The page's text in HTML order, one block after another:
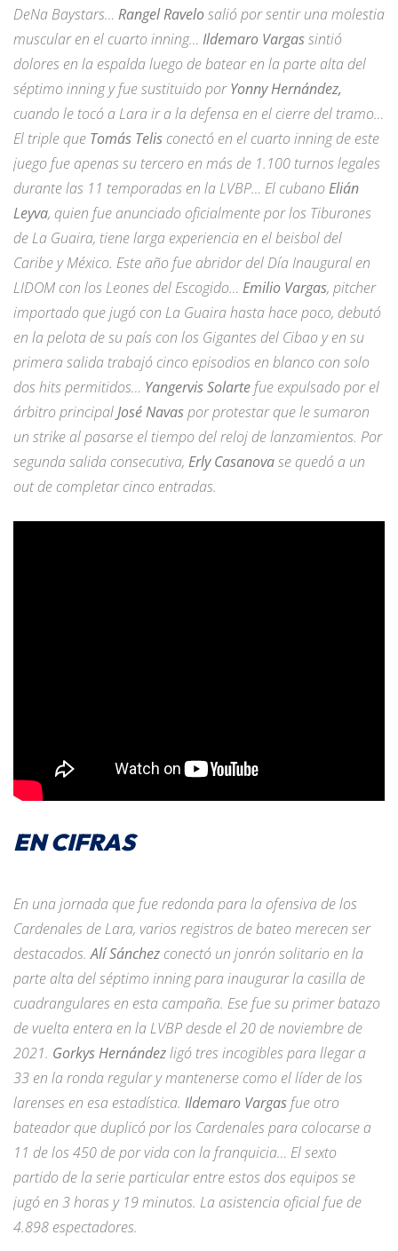
DeNa Baystars… Rangel Ravelosalió por sentir una molestia
muscular en el cuarto inning… Ildemaro Vargassintió
dolores en la espalda luego de batear en la parte alta del
séptimo inning y fue sustituido porYonny Hernández,
cuando le tocó a Lara ir a la defensa en el cierre del tramo…
El triple que Tomás Telis conectó en el cuarto inning de este
juego fue apenas su tercero en más de 1.100 turnos legales
durante las 11 temporadas en la LVBP… El cubanoElián
Leyva, quien fue anunciado oficialmente por los Tiburones
de La Guaira, tiene larga experiencia en el beisbol del
Caribe y México. Este año fue abridor del Día Inaugural en
LIDOM con los Leones del Escogido… Emilio Vargas, pitcher
importado que jugó con La Guaira hasta hace poco, debutó
en la pelota de su país con los Gigantes del Cibao y en su
primera salida trabajó cinco episodios en blanco con solo
dos hits permitidos… Yangervis Solartefue expulsado por el
árbitro principalJosé Navaspor protestar que le sumaron
un strike al pasarse el tiempo del reloj de lanzamientos. Por
segunda salida consecutiva, Erly Casanovase quedó a un
out de completar cinco entradas.
EN CIFRAS
En una jornada que fue redonda para la ofensiva de los
Cardenales de Lara, varios registros de bateo merecen ser
destacados.Alí Sánchez conectó un jonrón solitario en la
parte alta del séptimo inning para inaugurar la casilla de
cuadrangulares en esta campaña. Ese fue su primer batazo
de vuelta entera en la LVBP desde el 20 de noviembre de
2021. Gorkys Hernándezligó tres incogibles para llegar a
33 en la ronda regular y mantenerse como el líder de los
larenses en esa estadística. Ildemaro Vargasfue otro
bateador que duplicó por los Cardenales para colocarse a
11 de los 450 de por vida con la franquicia… El sexto
partido de la serie particular entre estos dos equipos se
jugó en 3 horas y 19 minutos. La asistencia oficial fue de
4.898 espectadores.